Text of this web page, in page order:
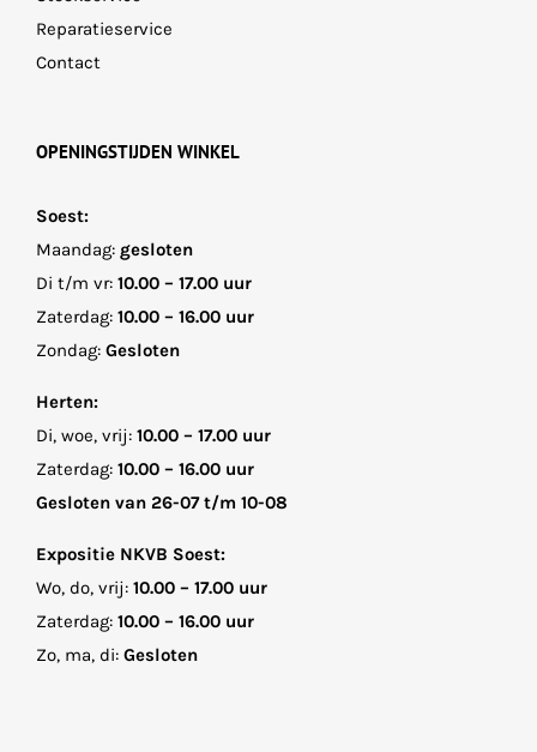
Reparatieservice
Contact
OPENINGSTIJDEN WINKEL
Soest:
Maandag: gesloten
Di t/m vr: 10.00 – 17.00 uur
Zaterdag: 10.00 – 16.00 uur
Zondag: Gesloten
Herten:
Di, woe, vrij: 10.00 – 17.00 uur
Zaterdag: 10.00 – 16.00 uur
Gesloten van 26-07 t/m 10-08
Expositie NKVB Soest:
Wo, do, vrij: 10.00 – 17.00 uur
Zaterdag: 10.00 – 16.00 uur
Zo, ma, di: Gesloten